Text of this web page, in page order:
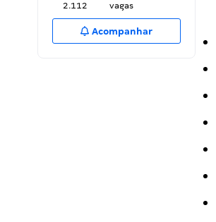
2.112
vagas
Acompanhar